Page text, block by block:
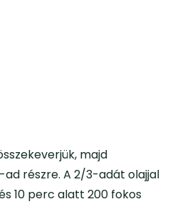
majd
ad részre. A 2/3-adát olajjal
10 perc alatt 200 fokos